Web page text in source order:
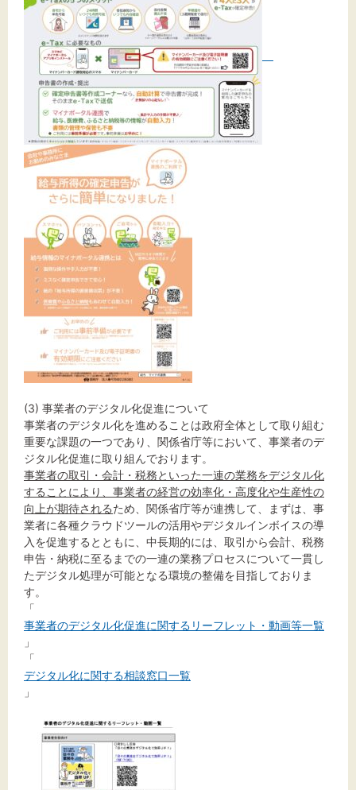
(3) 事業者のデジタル化促進について
事業者のデジタル化を進めることは政府全体として取り組む
重要な課題の一つであり、関係省庁等において、事業者のデ
ジタル化促進に取り組んでおります。
事業者の取引・会計・税務といった一連の業務をデジタル化
することにより、事業者の経営の効率化・高度化や生産性の
向上が期待されるため、関係省庁等が連携して、まずは、事
業者に各種クラウドツールの活用やデジタルインボイスの導
入を促進するとともに、中長期的には、取引から会計、税務
申告・納税に至るまでの一連の業務プロセスについて一貫し
たデジタル処理が可能となる環境の整備を目指しておりま
す。
「
事業者のデジタル化促進に関するリーフレット・動画等一覧
」
「
デジタル化に関する相談窓口一覧
」